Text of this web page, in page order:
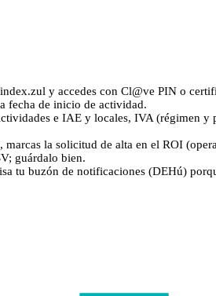
y accedes con Cl@ve PIN o
fecha de inicio de actividad.
e IAE y locales, IVA (régimen y
la solicitud de alta en el ROI
guárdalo bien.
tu buzón de notificaciones (DEHú)